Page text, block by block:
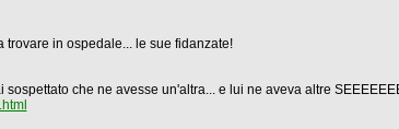
in ospedale... le sue fidanzate!
che ne avesse un'altra... e lui ne aveva altre